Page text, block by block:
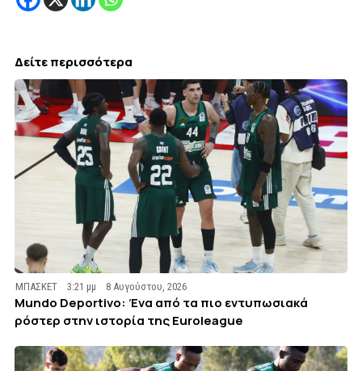
Δείτε περισσότερα
ΜΠΑΣΚΕΤ 3:21 μμ 8 Αυγούστου, 2026
Mundo Deportivo: Ένα από τα πιο εντυπωσιακά
ρόστερ στην ιστορία της Euroleague